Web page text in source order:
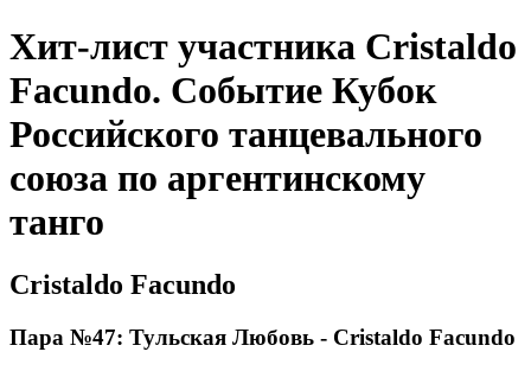
Хит-лист участника Cristaldo
Facundo. Событие Кубок
Российского танцевального
союза по аргентинскому
танго
Cristaldo Facundo
Пара №47: Тульская Любовь - Cristaldo Facundo